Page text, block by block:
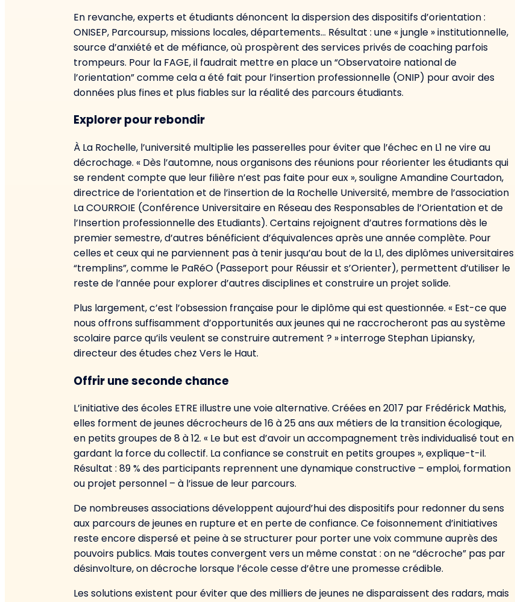
En revanche, experts et étudiants dénoncent la dispersion des dispositifs d’orientation :
ONISEP, Parcoursup, missions locales, départements… Résultat : une « jungle » institutionnelle,
source d’anxiété et de méfiance, où prospèrent des services privés de coaching parfois
trompeurs. Pour la FAGE, il faudrait mettre en place un “Observatoire national de
l’orientation” comme cela a été fait pour l’insertion professionnelle (ONIP) pour avoir des
données plus fines et plus fiables sur la réalité des parcours étudiants.
Explorer pour rebondir
À La Rochelle, l’université multiplie les passerelles pour éviter que l’échec en L1 ne vire au
décrochage. « Dès l’automne, nous organisons des réunions pour réorienter les étudiants qui
se rendent compte que leur filière n’est pas faite pour eux », souligne Amandine Courtadon,
directrice de l’orientation et de l’insertion de la Rochelle Université, membre de l’association
La COURROIE (Conférence Universitaire en Réseau des Responsables de l’Orientation et de
l’Insertion professionnelle des Etudiants). Certains rejoignent d’autres formations dès le
premier semestre, d’autres bénéficient d’équivalences après une année complète. Pour
celles et ceux qui ne parviennent pas à tenir jusqu’au bout de la L1, des diplômes universitaires
“tremplins”, comme le PaRéO (Passeport pour Réussir et s’Orienter), permettent d’utiliser le
reste de l’année pour explorer d’autres disciplines et construire un projet solide.
Plus largement, c’est l’obsession française pour le diplôme qui est questionnée. « Est-ce que
nous offrons suffisamment d’opportunités aux jeunes qui ne raccrocheront pas au système
scolaire parce qu’ils veulent se construire autrement ? » interroge Stephan Lipiansky,
directeur des études chez Vers le Haut.
Offrir une seconde chance
L’initiative des écoles ETRE illustre une voie alternative. Créées en 2017 par Frédérick Mathis,
elles forment de jeunes décrocheurs de 16 à 25 ans aux métiers de la transition écologique,
en petits groupes de 8 à 12. « Le but est d’avoir un accompagnement très individualisé tout en
gardant la force du collectif. La confiance se construit en petits groupes », explique-t-il.
Résultat : 89 % des participants reprennent une dynamique constructive – emploi, formation
ou projet personnel – à l’issue de leur parcours.
De nombreuses associations développent aujourd’hui des dispositifs pour redonner du sens
aux parcours de jeunes en rupture et en perte de confiance. Ce foisonnement d’initiatives
reste encore dispersé et peine à se structurer pour porter une voix commune auprès des
pouvoirs publics. Mais toutes convergent vers un même constat : on ne “décroche” pas par
désinvolture, on décroche lorsque l’école cesse d’être une promesse crédible.
Les solutions existent pour éviter que des milliers de jeunes ne disparaissent des radars, mais